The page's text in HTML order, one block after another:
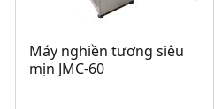
Máy nghiền tương siêu
mịn JMC-60